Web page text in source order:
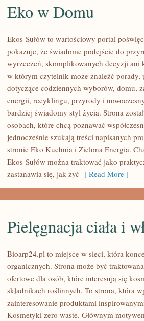
DOMU
Eko w Domu
Ekos-Sułów to wartościowy portal
pokazuje, że świadome podejście do
wyrzeczeń, skomplikowanych decyzji ani
w którym czytelnik może znaleźć porady,
dotyczące codziennych wyborów, domu,
energii, recyklingu, przyrody i
bardziej świadomy styl życia. Strona
osobach, które chcą poznawać
jednocześnie szukają treści napisanych
stronie Eko Kuchnia i Zielona Energia.
Ekos-Sułów można traktować jako
zastanawia się, jak żyć [ Read More ]
PIELĘGNACJA
Pielęgnacja ciała i
Bioarp24.pl to miejsce w sieci, która
organicznych. Strona może być
ofertowe dla osób, które interesują się
składnikach roślinnych. To strona, która
zainteresowanie produktami
Kosmetyki zero waste. Głównym